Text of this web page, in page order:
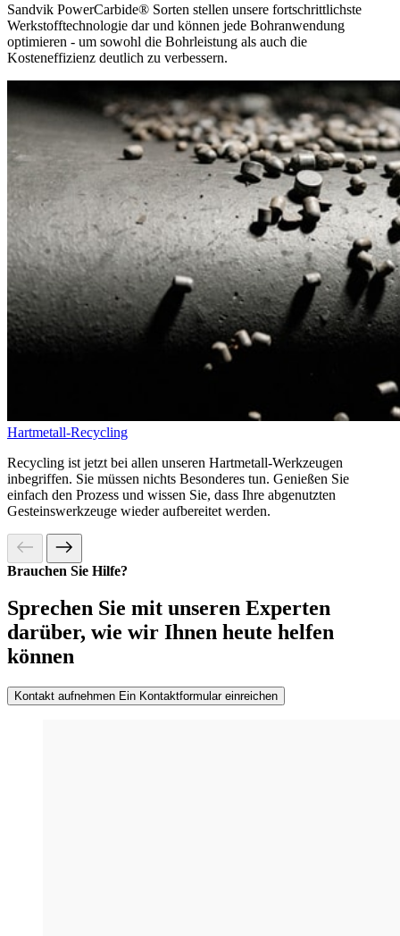
Sandvik PowerCarbide® Sorten stellen unsere fortschrittlichste
Werkstofftechnologie dar und können jede Bohranwendung
optimieren - um sowohl die Bohrleistung als auch die
Kosteneffizienz deutlich zu verbessern.
Hartmetall-Recycling
Recycling ist jetzt bei allen unseren Hartmetall-Werkzeugen
inbegriffen. Sie müssen nichts Besonderes tun. Genießen Sie
einfach den Prozess und wissen Sie, dass Ihre abgenutzten
Gesteinswerkzeuge wieder aufbereitet werden.
Brauchen Sie Hilfe?
Sprechen Sie mit unseren Experten
darüber, wie wir Ihnen heute helfen
können
Kontakt aufnehmen Ein Kontaktformular einreichen